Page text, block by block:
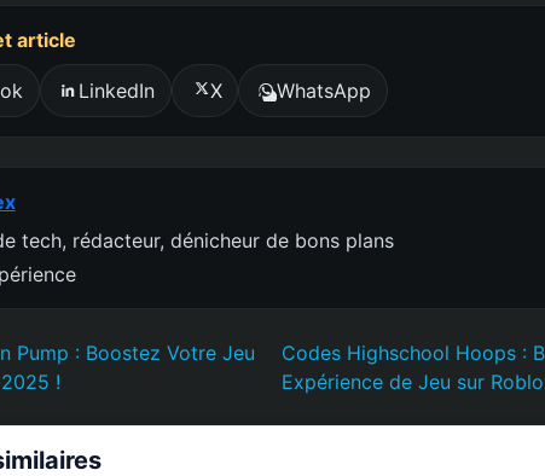
article
LinkedIn X WhatsApp
tech, rédacteur, dénicheur de bons plans
Pump : Boostez Votre Jeu
!
Codes Highschool Hoops :
Expérience de Jeu sur